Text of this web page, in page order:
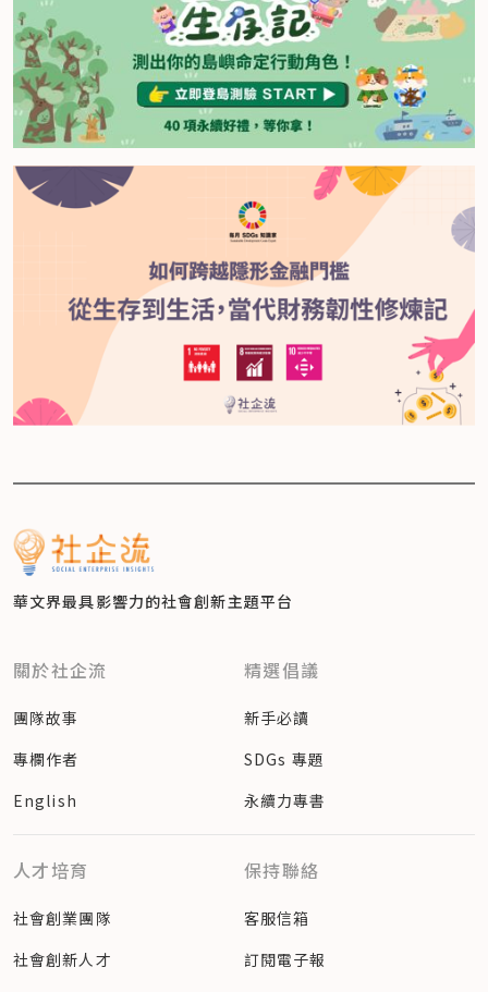
華文界最具影響力的社會創新主題平台
關於社企流
團隊故事
專欄作者
English
精選倡議
新手必讀
SDGs 專題
永續力專書
人才培育
社會創業團隊
社會創新人才
保持聯絡
客服信箱
訂閱電子報